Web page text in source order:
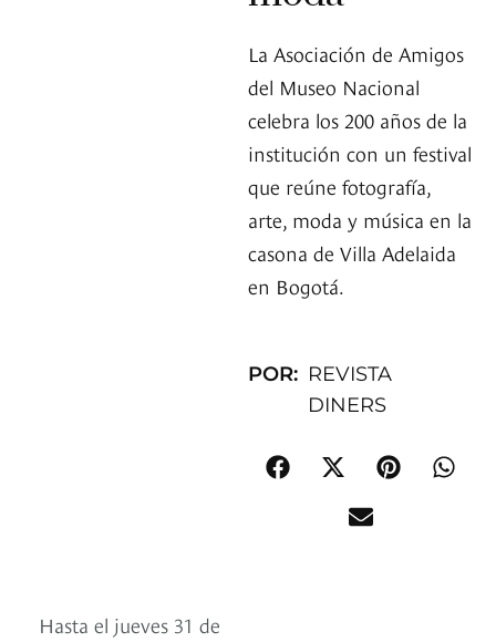
La Asociación de Amigos
del Museo Nacional
celebra los 200 años de la
institución con un festival
que reúne fotografía,
arte, moda y música en la
casona de Villa Adelaida
en Bogotá.
POR: REVISTA
DINERS
Hasta el jueves 31 de